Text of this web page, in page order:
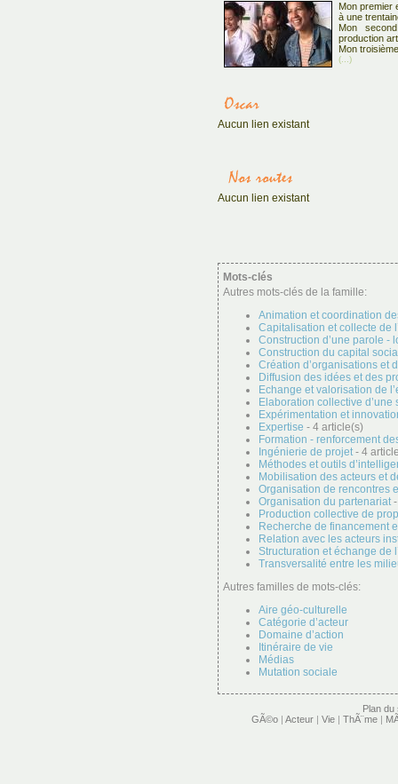
Mon premier
à une
Mon
production
Mon
(...)
Aucun lien existant
Aucun lien existant
Mots-clés
Autres mots-clés de la famille:
Animation et coordination
Capitalisation et collecte de
Construction d’une parole -
Construction du capital
Création d’organisations et
Diffusion des idées et des
Echange et valorisation de
Elaboration collective d’une
Expérimentation et
Expertise - 4 article(s)
Formation - renforcement
Ingénierie de projet- 4
Méthodes et outils
Mobilisation des acteurs et
Organisation de rencontres
Organisation du partenariat-
Production collective de
Recherche de financement
Relation avec les acteurs
Structuration et échange de
Transversalité entre les
Autres familles de mots-clés:
Aire géo-culturelle
Catégorie d’acteur
Domaine d’action
Itinéraire de vie
Médias
Mutation sociale
Plan du
GÃ©o | Acteur | Vie | ThÃ¨me |